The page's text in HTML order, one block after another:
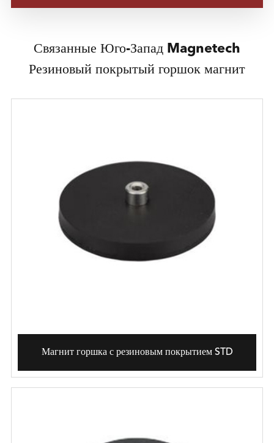
Связанные Юго-Запад Magnetech
Резиновый покрытый горшок магнит
Магнит горшка с резиновым покрытием STD